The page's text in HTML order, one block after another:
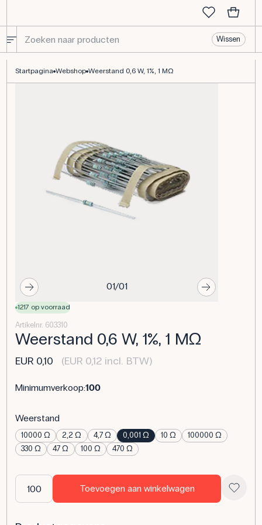
Wissen
Startpagina Webshop Weerstand 0,6 W, 1%, 1 MΩ
01/01
1217 op voorraad
Artikelnr. 603310
Weerstand 0,6 W, 1%, 1 MΩ
EUR 0,10 (EUR 0,12 incl. BTW)
Minimumverkoop:100
Weerstand
10000 Ω 2,2 Ω 4,7 Ω 0,001 Ω 10 Ω
100000 Ω
330 Ω
47 Ω 100 Ω 470 Ω
Toevoegen aan winkelwagen